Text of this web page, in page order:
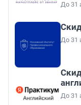
До 31
До 31
До 31